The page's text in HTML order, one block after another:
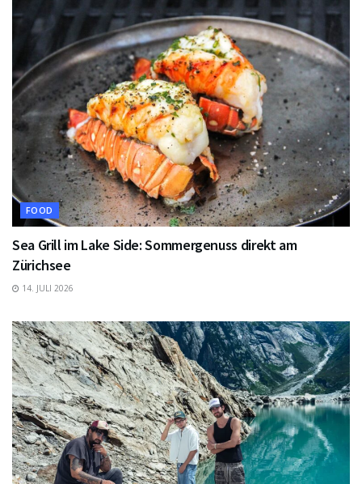
FOOD
Sea Grill im Lake Side: Sommergenuss direkt am
Zürichsee
14. JULI 2026